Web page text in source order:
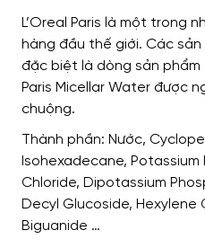
L’Oreal Paris là một trong
hàng đầu thế giới. Các sản
đặc biệt là dòng sản phẩm
Paris Micellar Water được
chuộng.
Thành phần: Nước,
Isohexadecane, Potassium
Chloride, Dipotassium
Decyl Glucoside, Hexylene
Biguanide …